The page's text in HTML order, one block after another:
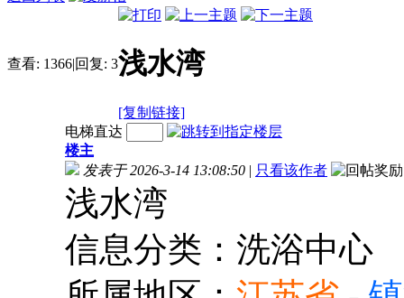
查看: 1366|回复: 3浅水湾
[复制链接]
电梯直达
楼主
发表于 2026-3-14 13:08:50 | 只看该作者
浅水湾
信息分类：洗浴中心